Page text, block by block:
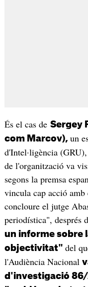
És el cas de Sergey
com Marcov), un
d'Intel·ligència
de l'organització va
segons la premsa
vincula cap acció
concloure el jutge
periodística", després
un informe sobre
objectivitat" del
l'Audiència Nacional
d'investigació 86/